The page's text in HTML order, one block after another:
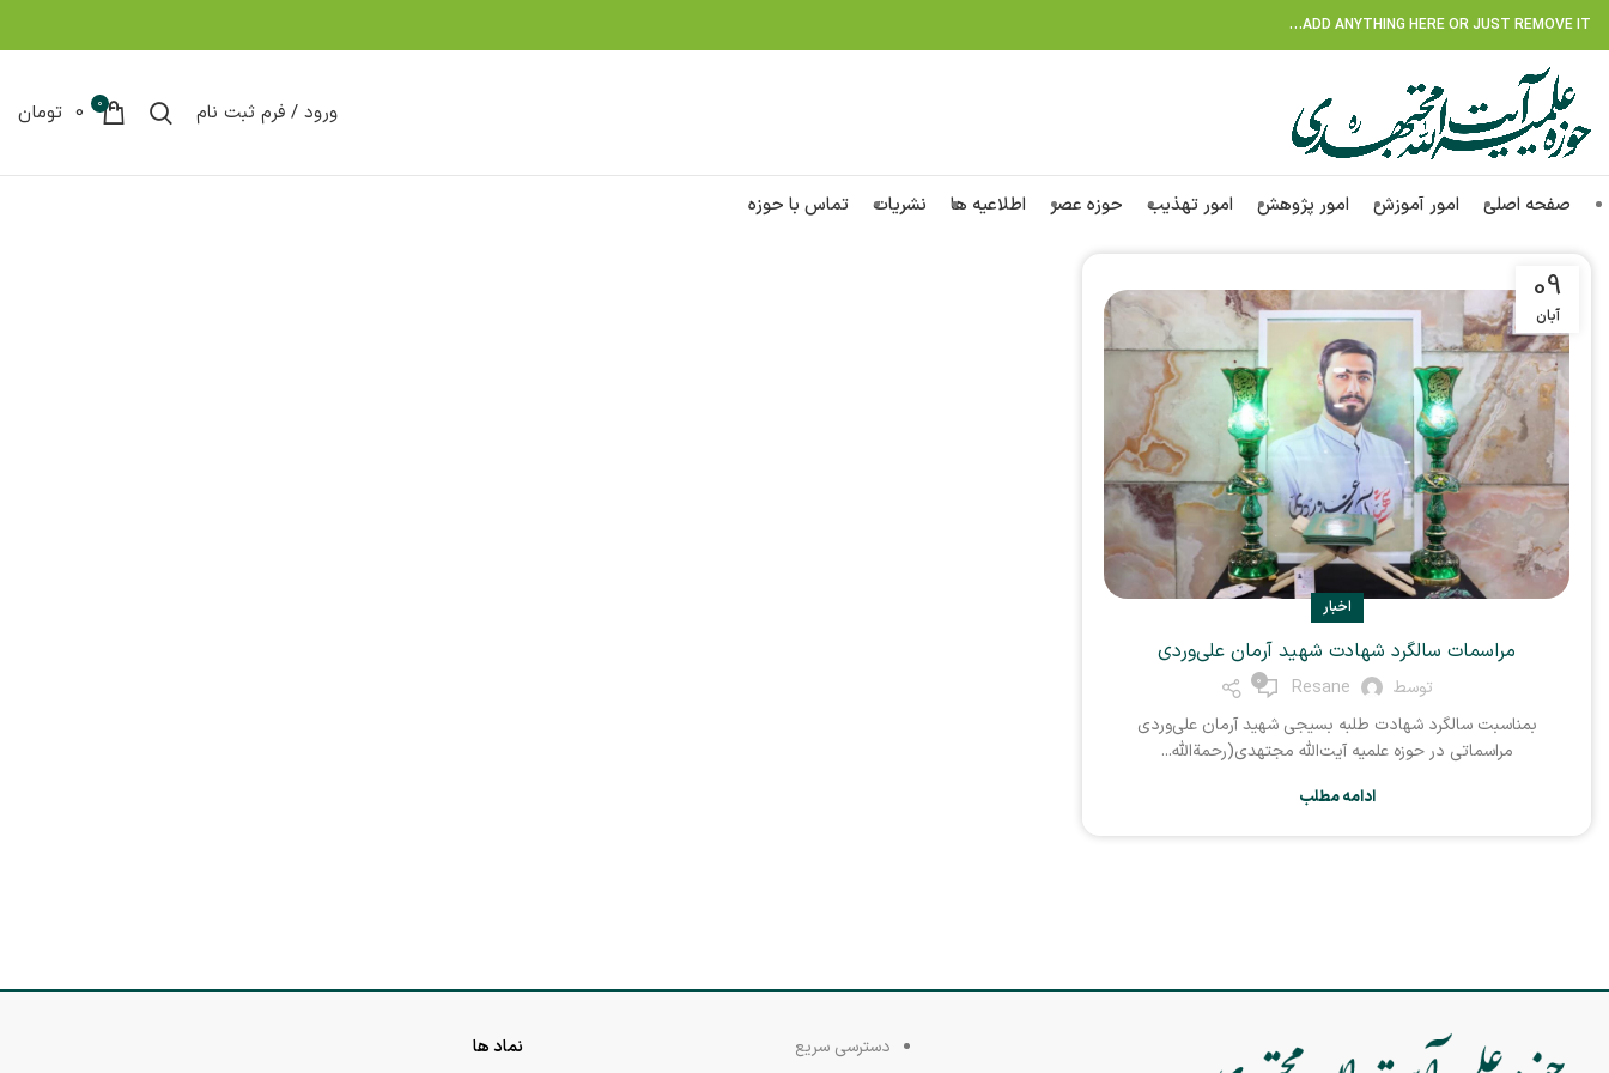
ADD ANYTHING HERE OR JUST REMOVE IT…
ورود / فرم ثبت نام 0
0 تومان
صفحه اصلی امور آموزش امور پژوهش امور تهذیب حوزه عصر اطلاعیه ها نشریات تماس با حوزه
09
آبان
اخبار
مراسمات سالگرد شهادت شهید آرمان علی‌وردی
توسط Resane
0
بمناسبت سالگرد شهادت طلبه بسیجی شهید آرمان علی‌وردی
مراسماتی در حوزه علمیه آیت‌الله مجتهدی(رحمة‌الله...
ادامه مطلب
دسترسی سریع نماد ها